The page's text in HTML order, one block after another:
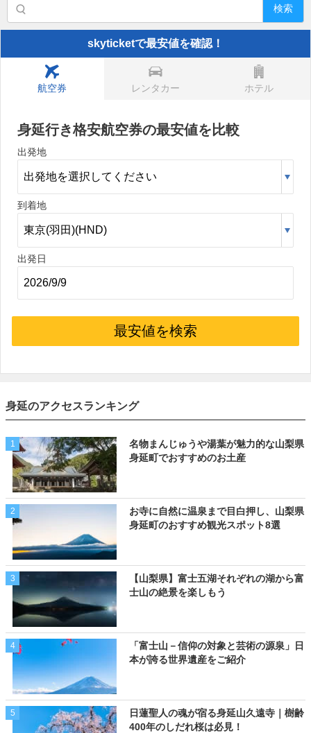
検索
skyticketで最安値を確認！
航空券 レンタカー ホテル
身延行き格安航空券の最安値を比較
出発地
到着地
出発日
最安値を検索
身延のアクセスランキング
1
名物まんじゅうや湯葉が魅力的な山梨県
身延町でおすすめのお土産
2
お寺に自然に温泉まで目白押し、山梨県
身延町のおすすめ観光スポット8選
3
【山梨県】富士五湖それぞれの湖から富
士山の絶景を楽しもう
4
「富士山－信仰の対象と芸術の源泉」日
本が誇る世界遺産をご紹介
5
日蓮聖人の魂が宿る身延山久遠寺｜樹齢
400年のしだれ桜は必見！